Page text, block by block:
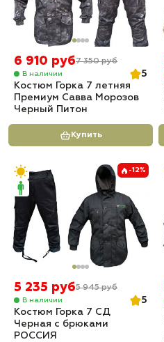
6 910 руб7 350 руб
В наличии
5
Костюм Горка 7 летняя
Премиум Савва Морозов
Черный Питон
Купить
-12%
5 235 руб5 945 руб
В наличии
5
Костюм Горка 7 СД
Черная с брюками
РОССИЯ